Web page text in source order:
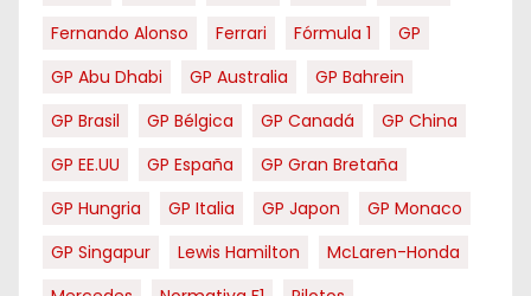
Fernando Alonso
Ferrari Fórmula 1
GP
GP Abu Dhabi
GP Australia
GP Bahrein
GP Brasil
GP Bélgica GP Canadá
GP China
GP EE.UU
GP España
GP Gran Bretaña
GP Hungria
GP Italia GP Japon
GP Monaco
GP Singapur
Lewis Hamilton
McLaren-Honda